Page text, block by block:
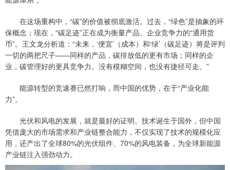
在这场重构中，“碳”的价值被彻底激活。过去，“绿色”是抽象的环
保概念；现在，“碳足迹”正在成为衡量产品、企业竞争力的“通用货
币”。王文龙分析道：“未来，‘便宜’（成本）和‘绿’（碳足迹）将是评判
一切的两把尺子——同样的产品，碳排放低的更有市场；同样的企
业，碳管理好的更具竞争力。没有模糊空间，也没有捷径可走。”
能源转型的竞速赛已然打响，而中国的优势，在于“产业化能
力”。
光伏和风电的发展，就是最好的证明。技术诞生于国外，但中国
凭借庞大的市场需求和产业链整合能力，不仅实现了技术的规模化应
用，还产出了全球80%的光伏组件、70%的风电装备，为全球新能源
产业链注入强劲动力。